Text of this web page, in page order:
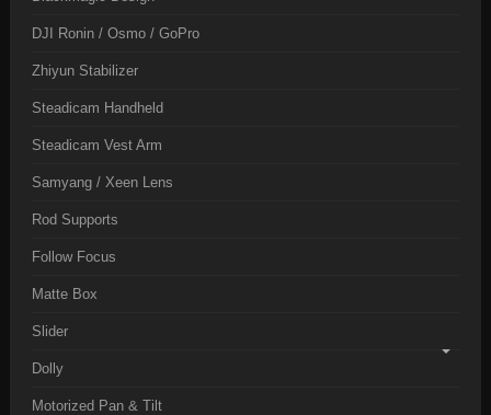
DJI Ronin / Osmo / GoPro
Zhiyun Stabilizer
Steadicam Handheld
Steadicam Vest Arm
Samyang / Xeen Lens
Rod Supports
Follow Focus
Matte Box
Slider
Dolly
Motorized Pan & Tilt